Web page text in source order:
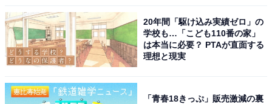
20年間「駆け込み実績ゼロ」の
学校も…「こども110番の家」
は本当に必要？ PTAが直面する
理想と現実
「青春18きっぷ」販売激減の裏